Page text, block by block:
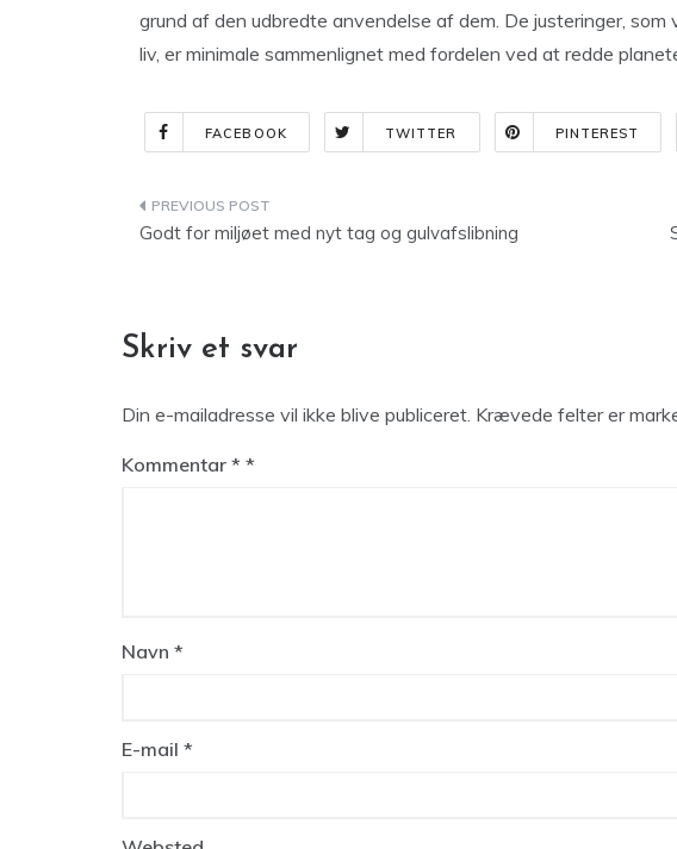
grund af den udbredte anvendelse af dem. De justeringer,
liv, er minimale sammenlignet med fordelen ved at redde
FACEBOOK TWITTER PINTEREST
Indlægsnavigation
Godt for miljøet med nyt tag og gulvafslibning
Skriv et svar
Din e-mailadresse vil ikke blive publiceret. Krævede felter er
Kommentar *
Navn *
E-mail *